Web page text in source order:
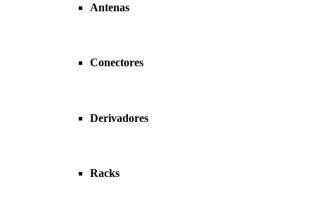
Antenas
Conectores
Derivadores
Racks